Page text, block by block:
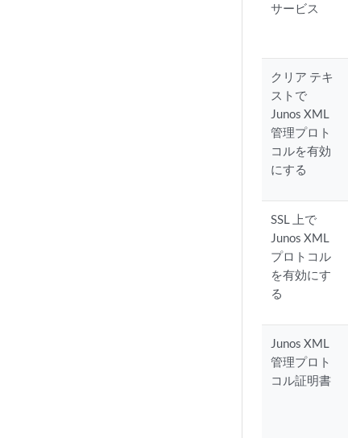
サービス
クリア テキ
ストで
Junos XML
管理プロト
コルを有効
にする
SSL 上で
Junos XML
プロトコル
を有効にす
る
Junos XML
管理プロト
コル証明書